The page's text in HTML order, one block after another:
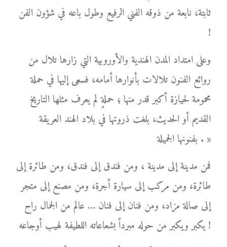
ثابتة، نابعة من ذوقه الفني الرفيع وطول باعه في شؤون الفن
!
وعلى امتداد المدن الهندية والأوروبية التي زارها تلال من
روائع الفنون تلالات بأنوارها أمامه، فسعى إليها في حملة
محمومة لحيازة أكبر قدر منها ؛ حملةٍ لم يعرف مثلها التاريخ
القديم أو الحديث، بلغت ذروتها في بلاد الهند العريقة
بفنونها الجميلة . »
فمن مدينة إلى مدينة ، ومن فندق إلى فندق، ومن طائرة إلى
طائرة، ومن مركب إلى سيارة أجرة، ومن مصنع إلى متجر
إلى صالة مزاد، ومن فنان إلى فنان … عالم من الجمال راح
يكبر ويكبر من حوله مبرداً بشعاعاته اللطيفة لهيب أوجاعه !